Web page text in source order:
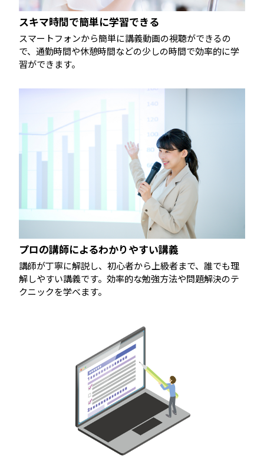
スキマ時間で簡単に学習できる
スマートフォンから簡単に講義動画の視聴ができるの
で、通勤時間や休憩時間などの少しの時間で効率的に学
習ができます。
プロの講師によるわかりやすい講義
講師が丁寧に解説し、初心者から上級者まで、誰でも理
解しやすい講義です。効率的な勉強方法や問題解決のテ
クニックを学べます。